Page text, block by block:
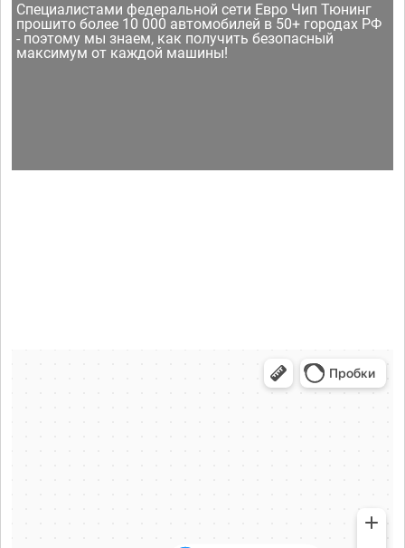
Специалистами федеральной сети Евро Чип Тюнинг
прошито более 10 000 автомобилей в 50+ городах РФ
- поэтому мы знаем, как получить безопасный
максимум от каждой машины!